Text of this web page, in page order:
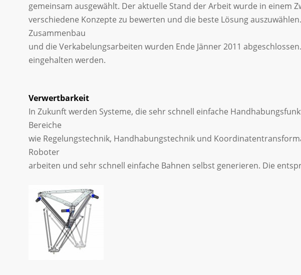
gemeinsam ausgewählt. Der aktuelle Stand der Arbeit wurde in einem
verschiedene Konzepte zu bewerten und die beste Lösung
Zusammenbau
und die Verkabelungsarbeiten wurden Ende Jänner 2011
eingehalten werden.
Verwertbarkeit
In Zukunft werden Systeme, die sehr schnell einfache
Bereiche
wie Regelungstechnik, Handhabungstechnik und
Roboter
arbeiten und sehr schnell einfache Bahnen selbst generieren. Die